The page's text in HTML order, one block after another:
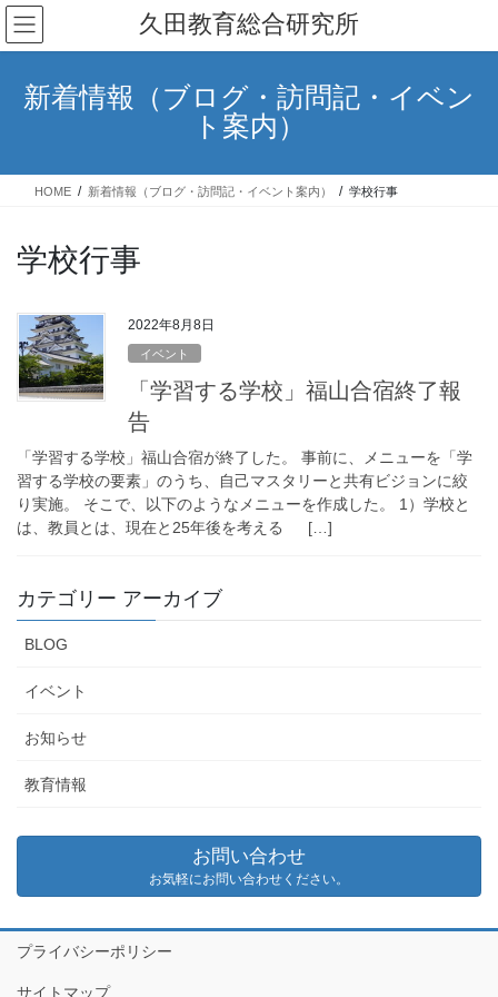
コ
ン
テ
キ
ナ
ビ
ゲ
に
久田教育総合研究所
新着情報（ブログ・訪問記・イベン
ト案内）
HOME 新着情報（ブログ・訪問記・イベント案内） 学校行事
学校行事
2022年8月8日
イベント
「学習する学校」福山合宿終了報
告
「学習する学校」福山合宿が終了した。 事前に、メニューを「学
習する学校の要素」のうち、自己マスタリーと共有ビジョンに絞
り実施。 そこで、以下のようなメニューを作成した。 1）学校と
は、教員とは、現在と25年後を考える […]
カテゴリー アーカイブ
BLOG
イベント
お知らせ
教育情報
お問い合わせ
お気軽にお問い合わせください。
プライバシーポリシー
サイトマップ